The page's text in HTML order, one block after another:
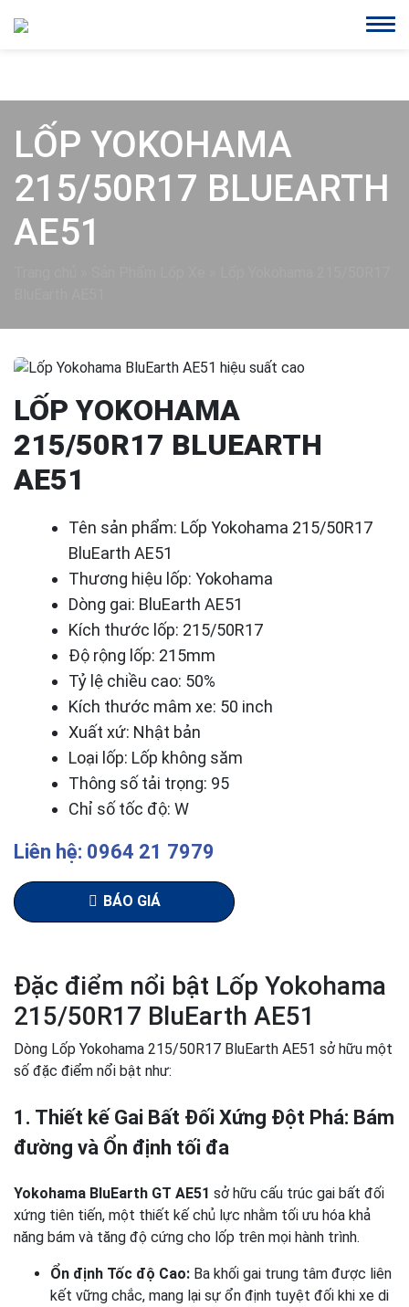
LỐP YOKOHAMA
215/50R17 BLUEARTH
AE51
LỐP YOKOHAMA
215/50R17 BLUEARTH
AE51
Tên sản phẩm: Lốp Yokohama 215/50R17
BluEarth AE51
Thương hiệu lốp: Yokohama
Dòng gai: BluEarth AE51
Kích thước lốp: 215/50R17
Độ rộng lốp: 215mm
Tỷ lệ chiều cao: 50%
Kích thước mâm xe: 50 inch
Xuất xứ: Nhật bản
Loại lốp: Lốp không săm
Thông số tải trọng: 95
Chỉ số tốc độ: W
Liên hệ: 0964 21 7979
BÁO GIÁ
Đặc điểm nổi bật Lốp Yokohama
215/50R17 BluEarth AE51
Dòng Lốp Yokohama 215/50R17 BluEarth AE51 sở hữu một
số đặc điểm nổi bật như:
1. Thiết kế Gai Bất Đối Xứng Đột Phá: Bám
đường và Ổn định tối đa
Yokohama BluEarth GT AE51 sở hữu cấu trúc gai bất đối
xứng tiên tiến, một thiết kế chủ lực nhằm tối ưu hóa khả
năng bám và tăng độ cứng cho lốp trên mọi hành trình.
Ổn định Tốc độ Cao: Ba khối gai trung tâm được liên
kết vững chắc, mang lại sự ổn định tuyệt đối khi xe di